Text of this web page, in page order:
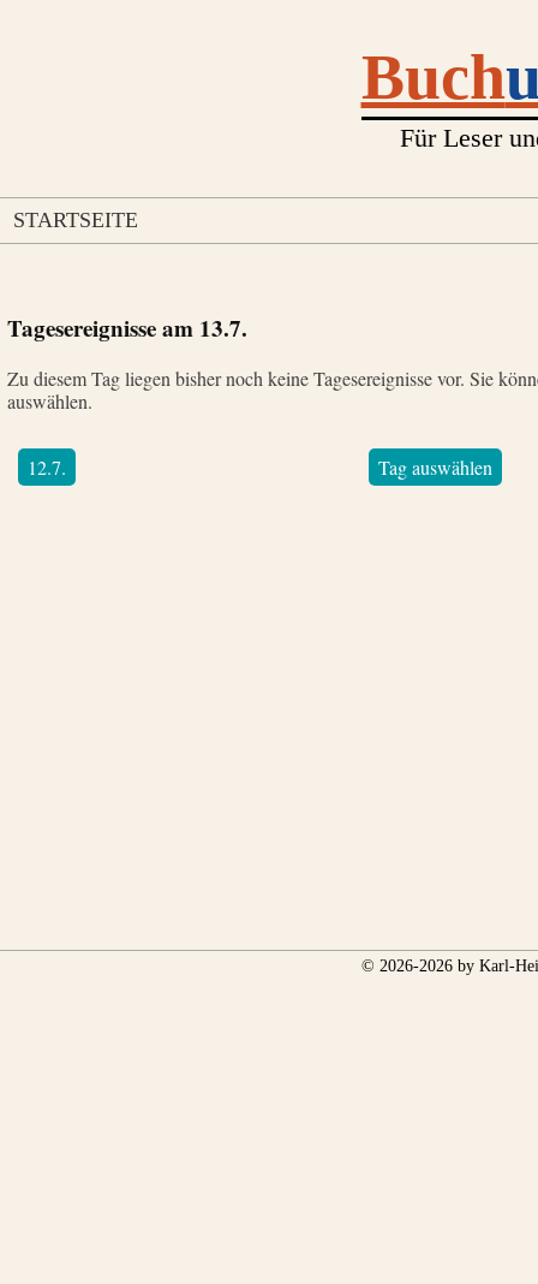
Buch
Für Leser
STARTSEITE
Tagesereignisse am 13.7.
Zu diesem Tag liegen bisher noch keine Tagesereignisse vor. Sie
auswählen.
12.7. Tag auswählen
© 2026-2026 by Karl-